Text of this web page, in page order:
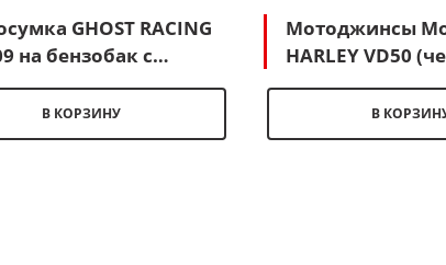
GHOST RACING
на бензобак с
(черный)
В КОРЗИНУ
Мотоджинсы
HARLEY VD50
В